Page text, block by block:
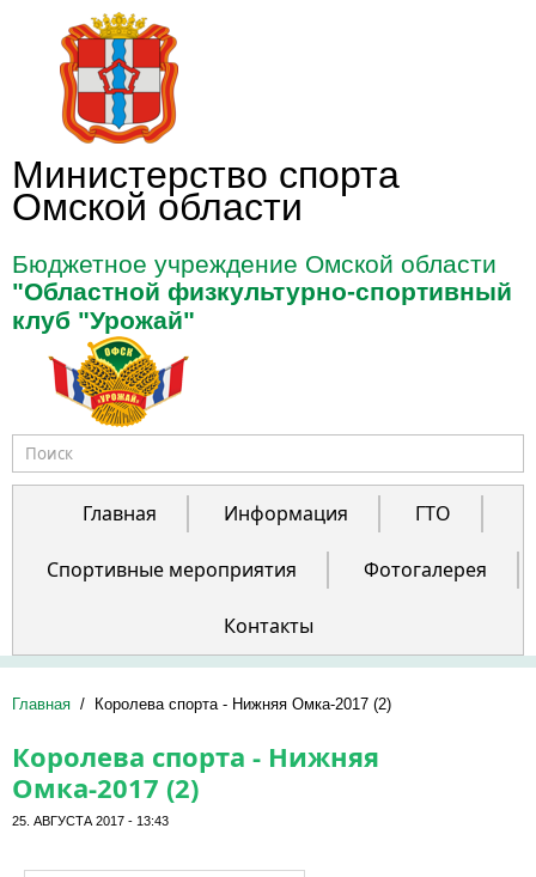
Перейти к основному содержанию
Министерство спорта
Омской области
Бюджетное учреждение Омской области
"Областной физкультурно-спортивный
клуб "Урожай"
Форма поиска
Главная
Информация ГТО
Спортивные мероприятия Фотогалерея
Контакты
Главная / Королева спорта - Нижняя Омка-2017 (2)
Королева спорта - Нижняя
Омка-2017 (2)
25. АВГУСТА 2017 - 13:43